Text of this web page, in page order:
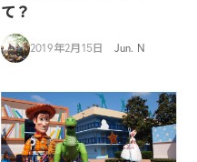
て？
2019年2月15日 Jun. N